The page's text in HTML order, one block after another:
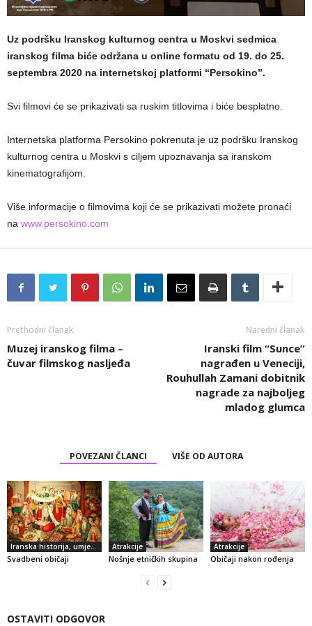
Uz podršku Iranskog kulturnog centra u Moskvi sedmica
iranskog filma biće održana u online formatu od 19. do 25.
septembra 2020 na internetskoj platformi “Persokino”.
Svi filmovi će se prikazivati sa ruskim titlovima i biće besplatno.
Internetska platforma Persokino pokrenuta je uz podršku Iranskog
kulturnog centra u Moskvi s ciljem upoznavanja sa iranskom
kinematografijom.
Više informacije o filmovima koji će se prikazivati možete pronaći
na www.persokino.com
Prethodni članak
Muzej iranskog filma –
čuvar filmskog nasljeđa
Naredni članak
Iranski film “Sunce”
nagrađen u Veneciji,
Rouhullah Zamani dobitnik
nagrade za najboljeg
mladog glumca
POVEZANI ČLANCI VIŠE OD AUTORA
Iranska historija, umjetnost i kultura
Svadbeni običaji
Atrakcije
Nošnje etničkih skupina
Atrakcije
Običaji nakon rođenja
OSTAVITI ODGOVOR